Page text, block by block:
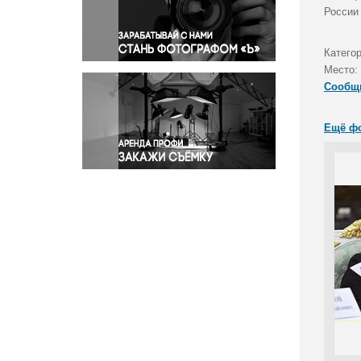
Правосудие
Происшествия и конфликты
Религия
Светская жизнь
Спорт
Экология
Экономика и бизнес
Место:
Ещё